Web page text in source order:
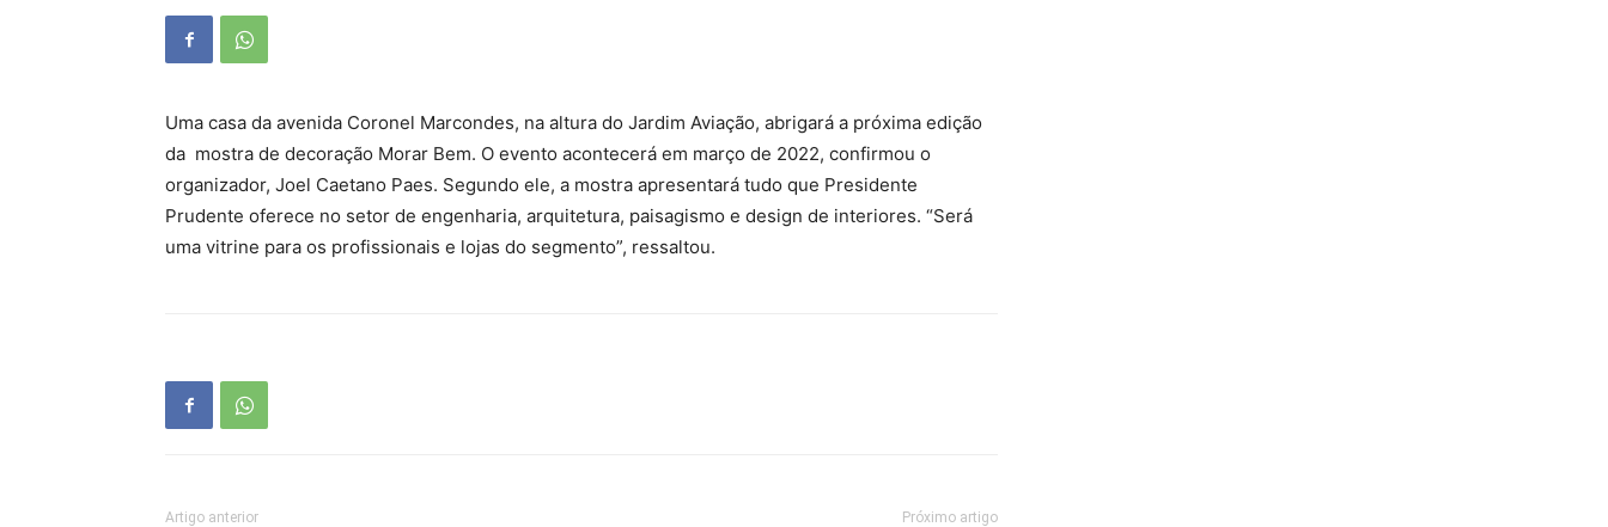
Uma casa da avenida Coronel Marcondes, na altura do Jardim Aviação, abrigará a próxima edição
da mostra de decoração Morar Bem. O evento acontecerá em março de 2022, confirmou o
organizador, Joel Caetano Paes. Segundo ele, a mostra apresentará tudo que Presidente
Prudente oferece no setor de engenharia, arquitetura, paisagismo e design de interiores. “Será
uma vitrine para os profissionais e lojas do segmento”, ressaltou.
Artigo anterior Próximo artigo